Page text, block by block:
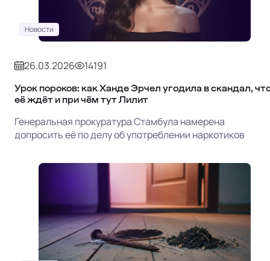
Новости
26.03.2026 14191
Урок пороков: как Ханде Эрчел угодила в скандал,
её ждёт и при чём тут Лилит
Генеральная прокуратура Стамбула намерена
допросить её по делу об употреблении наркотиков